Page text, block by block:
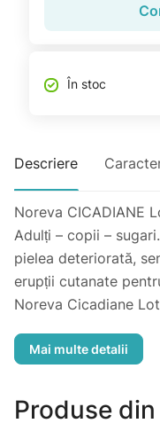
În stoc
Descriere
Noreva CICADIANE
Adulți – copii –
pielea deteriorată,
erupții cutanate
Noreva Cicadiane
purifica pielea de la
Hialuronic exclusiv
kDa se combină cu
Produse